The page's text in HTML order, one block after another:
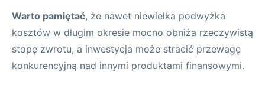
Warto pamiętać, że nawet niewielka podwyżka
kosztów w długim okresie mocno obniża rzeczywistą
stopę zwrotu, a inwestycja może stracić przewagę
konkurencyjną nad innymi produktami finansowymi.